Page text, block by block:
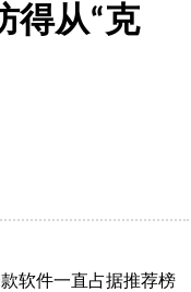
得从“克
软件一直占据推荐榜